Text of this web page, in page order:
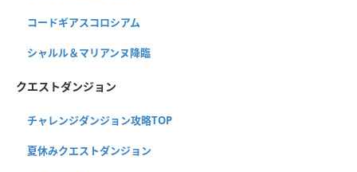
コードギアスコロシアム
シャルル＆マリアンヌ降臨
クエストダンジョン
チャレンジダンジョン攻略TOP
夏休みクエストダンジョン